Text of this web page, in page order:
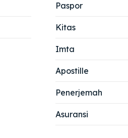
Cari
Cari
Paspor
Kitas
Imta
Apostille
Penerjemah
Asuransi